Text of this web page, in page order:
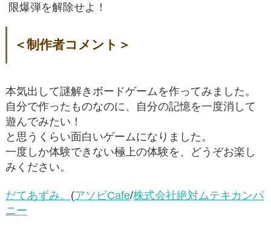
限爆弾を解除せよ！
＜制作者コメント＞
本気出して謎解きボードゲームを作ってみました。
自分で作ったものなのに、自分の記憶を一度消して
遊んでみたい！
と思うくらい面白いゲームになりました。
一度しか体験できない極上の体験を、どうぞお楽し
みください。
だてあずみ。 (アソビCafe/株式会社絶対ムテキカンパ
ニー